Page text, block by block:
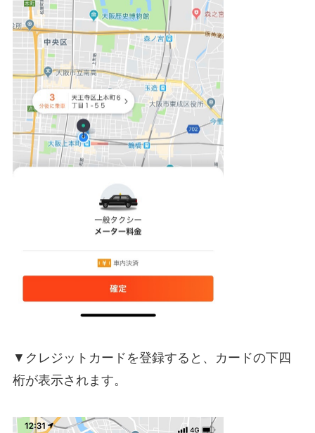
▼クレジットカードを登録すると、カードの下四
桁が表示されます。